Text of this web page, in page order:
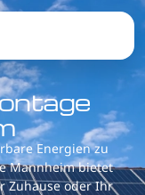
Energien zu
Mannheim bietet
Zuhause oder Ihr